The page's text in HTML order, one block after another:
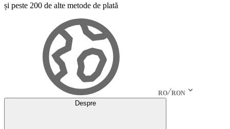
și peste 200 de alte metode de plată
RO RON
Despre